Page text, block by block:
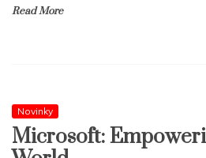
Read More
Novinky
Microsoft: